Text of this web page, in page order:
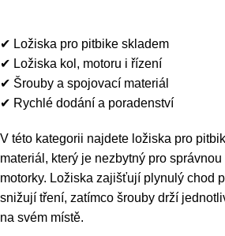
✔ Ložiska pro pitbike skladem
✔ Ložiska kol, motoru i řízení
✔ Šrouby a spojovací materiál
✔ Rychlé dodání a poradenství
V této kategorii najdete ložiska pro
materiál, který je nezbytný pro
motorky. Ložiska zajišťují plynulý chod
snižují tření, zatímco šrouby drží
na svém místě.